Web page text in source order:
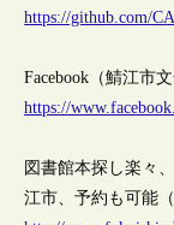
https://github.com/
Facebook（鯖江市
https://
図書館本探し楽々
江市、予約も可能